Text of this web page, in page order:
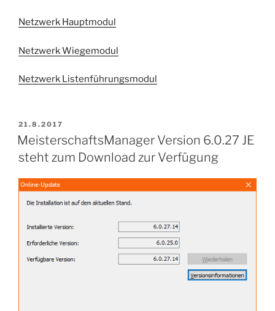
Netzwerk Hauptmodul
Netzwerk Wiegemodul
Netzwerk Listenführungsmodul
VERÖFFENTLICHT
AM
21.8.2017
MeisterschaftsManager Version 6.0.27 JE
steht zum Download zur Verfügung